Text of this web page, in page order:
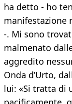
ha detto - ho
manifestazione
-. Mi sono
malmenato
aggredito
Onda d’Urto,
lui: «Si tratta di